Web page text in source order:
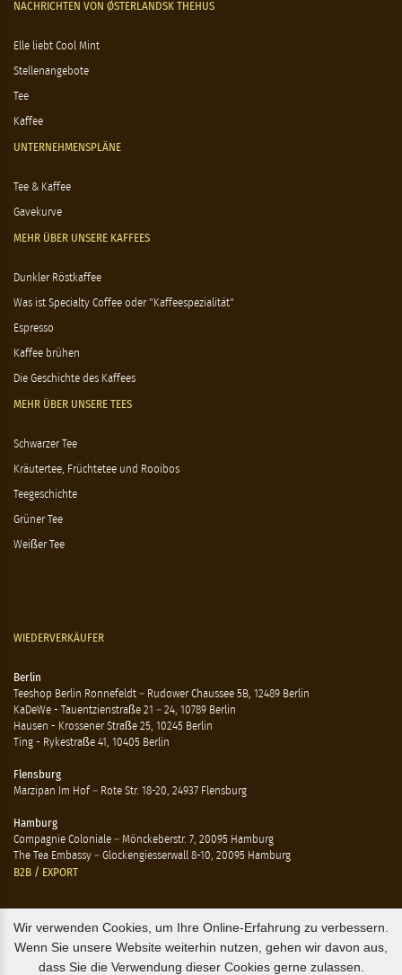
NACHRICHTEN VON ØSTERLANDSK THEHUS
Elle liebt Cool Mint
Stellenangebote
Tee
Kaffee
UNTERNEHMENSPLÄNE
Tee & Kaffee
Gavekurve
MEHR ÜBER UNSERE KAFFEES
Dunkler Röstkaffee
Was ist Specialty Coffee oder "Kaffeespezialität"
Espresso
Kaffee brühen
Die Geschichte des Kaffees
MEHR ÜBER UNSERE TEES
Schwarzer Tee
Kräutertee, Früchtetee und Rooibos
Teegeschichte
Grüner Tee
Weißer Tee
WIEDERVERKÄUFER
Berlin
Teeshop Berlin Ronnefeldt – Rudower Chaussee 5B, 12489 Berlin
KaDeWe - Tauentzienstraße 21 – 24, 10789 Berlin
Hausen - Krossener Straße 25, 10245 Berlin
Ting - Rykestraße 41, 10405 Berlin
Flensburg
Marzipan Im Hof – Rote Str. 18-20, 24937 Flensburg
Hamburg
Compagnie Coloniale – Mönckeberstr. 7, 20095 Hamburg
The Tea Embassy – Glockengiesserwall 8-10, 20095 Hamburg
B2B / EXPORT
sales@osterlandsk.dk
PRIVATER VERBRAUCHER / WEBSHOP
Wir verwenden Cookies, um Ihre Online-Erfahrung zu verbessern.
Wenn Sie unsere Website weiterhin nutzen, gehen wir davon aus,
dass Sie die Verwendung dieser Cookies gerne zulassen.